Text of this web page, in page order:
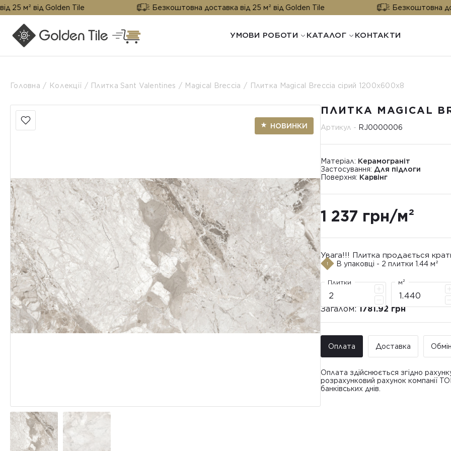
Golden Tile Безкоштовна доставка від 25 м² від Golden Tile Безкоштовна доставка
УМОВИ РОБОТИ КАТАЛОГ КОНТАКТИ
Головна Колекції Плитка Sant Valentines Magical Breccia Плитка Magical Breccia сірий 1200x600x8
НОВИНКИ
ПЛИТКА MAGICAL
Артикул - RJ0000006
Матеріал: Керамограніт
Застосування: Для підлоги
Поверхня: Карвінг
1 237 грн/м²
Увага!!! Плитка продається
В упаковці - 2 плитки 1.44 м²
Плитки м²
Загалом:1781.92 грн
Оплата Доставка Обмін
Оплата здійснюється згідно
розрахунковий рахунок компанії
банківських днів.